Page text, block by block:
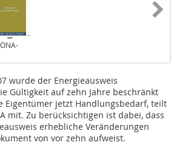
wurde der Energieausweis
Gültigkeit auf zehn Jahre beschränkt
Eigentümer jetzt Handlungsbedarf, teilt
mit. Zu berücksichtigen ist dabei, dass
erhebliche Veränderungen
von vor zehn aufweist.